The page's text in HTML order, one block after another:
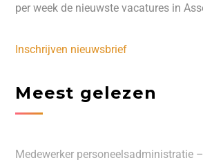
per week de nieuwste vacatures in
Inschrijven nieuwsbrief
Meest gelezen
Medewerker personeelsadministratie